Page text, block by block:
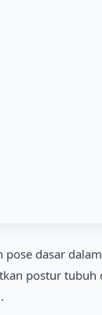
pose dasar
postur tubuh